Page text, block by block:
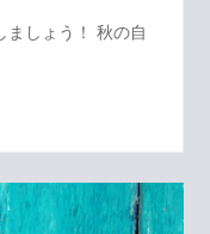
ましょう！ 秋の自